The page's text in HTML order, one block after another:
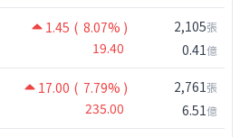
1.45 ( 8.07% )
19.40
2,105張
0.41億
17.00 ( 7.79% )
235.00
2,761張
6.51億